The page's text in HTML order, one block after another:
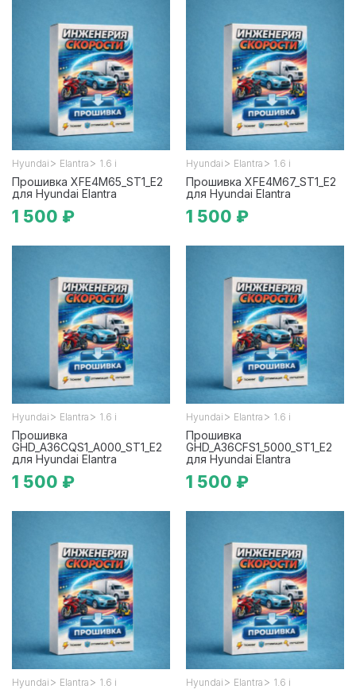
Hyundai > Elantra > 1.6 i
Прошивка XFE4M65_ST1_E2
для Hyundai Elantra
1 500 ₽
Hyundai > Elantra > 1.6 i
Прошивка XFE4M67_ST1_E2
для Hyundai Elantra
1 500 ₽
Hyundai > Elantra > 1.6 i
Прошивка
GHD_A36CQS1_A000_ST1_E2
для Hyundai Elantra
1 500 ₽
Hyundai > Elantra > 1.6 i
Прошивка
GHD_A36CFS1_5000_ST1_E2
для Hyundai Elantra
1 500 ₽
Hyundai > Elantra > 1.6 i Hyundai > Elantra > 1.6 i